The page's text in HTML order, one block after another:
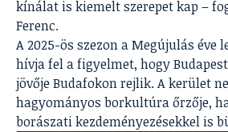
kínálat is kiemelt szerepet kap –
Ferenc.
A 2025-ös szezon a Megújulás éve
hívja fel a figyelmet, hogy
jövője Budafokon rejlik. A kerület
hagyományos borkultúra őrzője,
borászati kezdeményezésekkel is